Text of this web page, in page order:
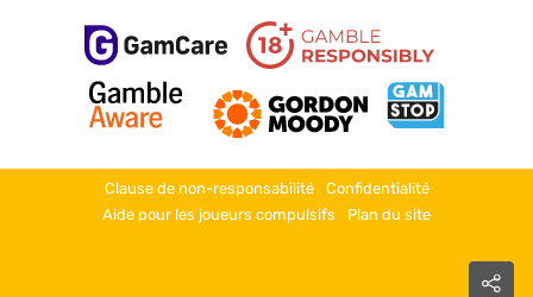
Clause de non-responsabilité
Confidentialité
Aide pour les joueurs compulsifs
Plan du site